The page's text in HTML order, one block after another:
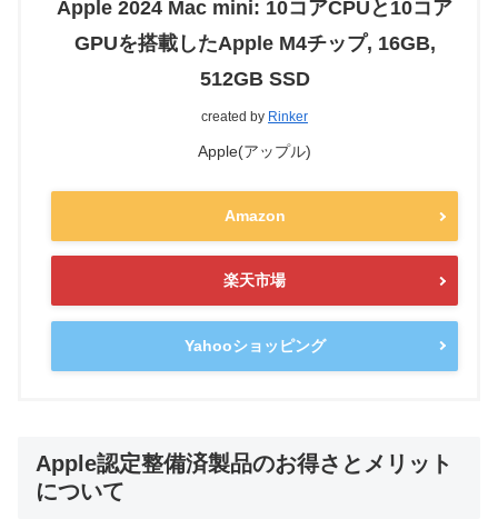
Apple 2024 Mac mini: 10コアCPUと10コア
GPUを搭載したApple M4チップ, 16GB,
512GB SSD
created by Rinker
Apple(アップル)
Amazon
楽天市場
Yahooショッピング
Apple認定整備済製品のお得さとメリット
について